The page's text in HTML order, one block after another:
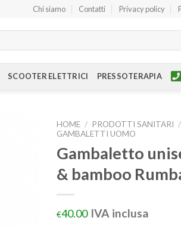
Chi siamo Contatti Privacy policy
SCOOTER ELETTRICI PRESSOTERAPIA
HOME / PRODOTTI SANITARI /
GAMBALETTI UOMO
Gambaletto
& bamboo
€40.00 IVA inclusa